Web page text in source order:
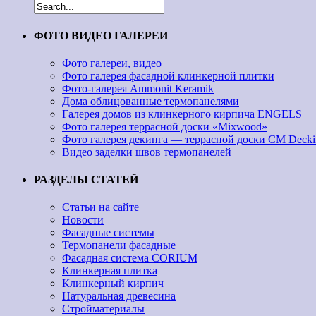
ФОТО ВИДЕО ГАЛЕРЕИ
Фото галереи, видео
Фото галерея фасадной клинкерной плитки
Фото-галерея Ammonit Keramik
Дома облицованные термопанелями
Галерея домов из клинкерного кирпича ENGELS
Фото галерея террасной доски «Mixwood»
Фото галерея декинга — террасной доски CM
Видео заделки швов термопанелей
РАЗДЕЛЫ СТАТЕЙ
Статьи на сайте
Новости
Фасадные системы
Термопанели фасадные
Фасадная система CORIUM
Клинкерная плитка
Клинкерный кирпич
Натуральная древесина
Стройматериалы